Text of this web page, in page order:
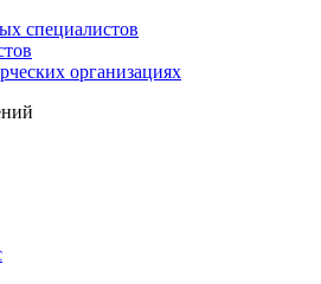
специалистов
организациях